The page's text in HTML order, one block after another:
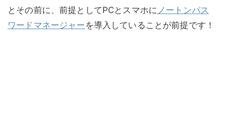
とその前に、前提としてPCとスマホに ノートンパス
ワードマネージャー を導入していることが前提です！